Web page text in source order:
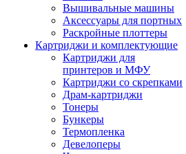
Вышивальные машины
Аксессуары для портных
Раскройные плоттеры
Картриджи и комплектующие
Картриджи для
принтеров и МФУ
Картриджи со скрепками
Драм-картриджи
Тонеры
Бункеры
Термопленка
Девелоперы